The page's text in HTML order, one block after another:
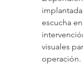
escucha
visuales
operación.